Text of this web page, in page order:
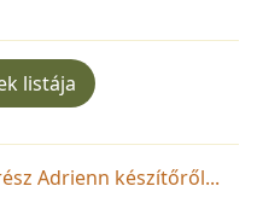
listája
Adrienn készítőről...